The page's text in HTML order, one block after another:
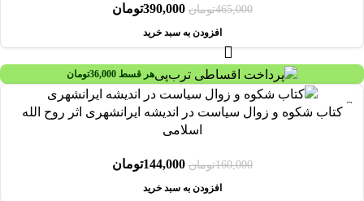
465,000تومان 390,000تومان
افزودن به سبد خرید
هر قسط 36,000تومان
کتاب شکوه و زوال سیاست در اندیشه ایرانشهری اثر روح الله
اسلامی
160,000تومان 144,000تومان
افزودن به سبد خرید